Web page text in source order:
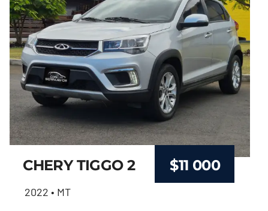
CHERY TIGGO 2 $11 000
2022 • MT